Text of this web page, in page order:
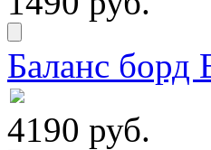
Баланс борд
4190 руб.